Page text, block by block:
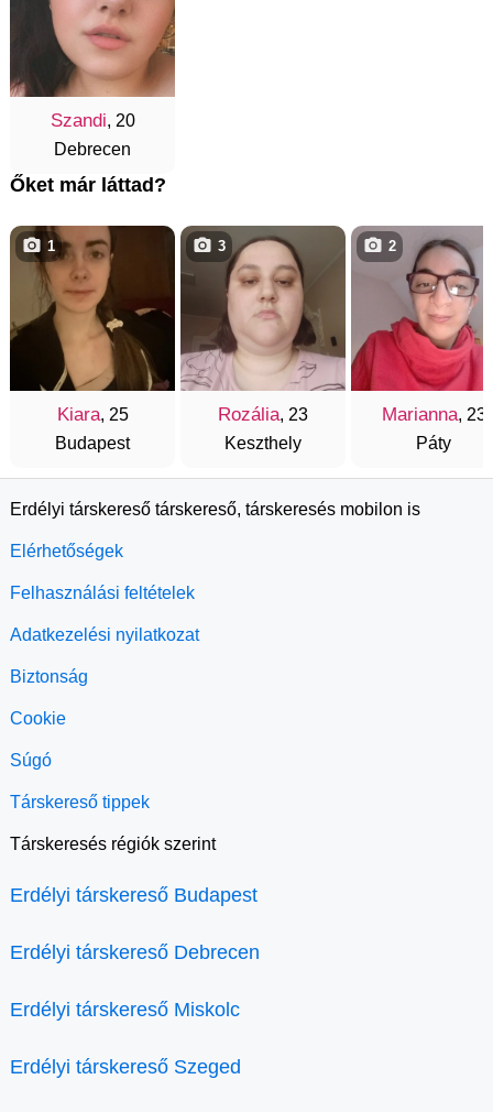
Szandi, 20
Debrecen
Őket már láttad?
Kiara, 25
Budapest
1
Rozália, 23
Keszthely
3
Marianna, 23
Páty
2
Erdélyi társkereső társkereső, társkeresés mobilon is
Elérhetőségek
Felhasználási feltételek
Adatkezelési nyilatkozat
Biztonság
Cookie
Súgó
Társkereső tippek
Társkeresés régiók szerint
Erdélyi társkereső Budapest
Erdélyi társkereső Debrecen
Erdélyi társkereső Miskolc
Erdélyi társkereső Szeged